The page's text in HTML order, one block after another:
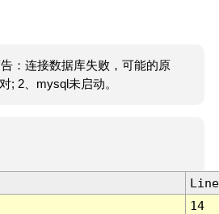
：连接数据库失败，可能的原
; 2、mysql未启动。
Line
14